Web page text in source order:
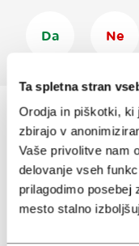
Ta spletna stran
Orodja in piškotki, ki
zbirajo v
Vaše privolitve nam
delovanje vseh
prilagodimo posebej
mesto stalno
Da Ne